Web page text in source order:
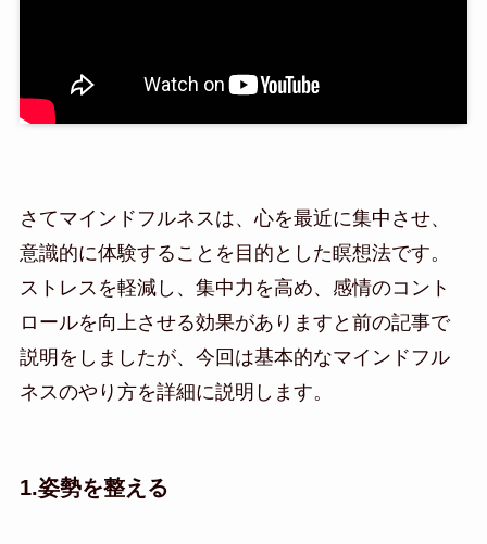
さてマインドフルネスは、心を最近に集中させ、
意識的に体験することを目的とした瞑想法です。
ストレスを軽減し、集中力を高め、感情のコント
ロールを向上させる効果がありますと前の記事で
説明をしましたが、今回は基本的なマインドフル
ネスのやり方を詳細に説明します。
1.姿勢を整える